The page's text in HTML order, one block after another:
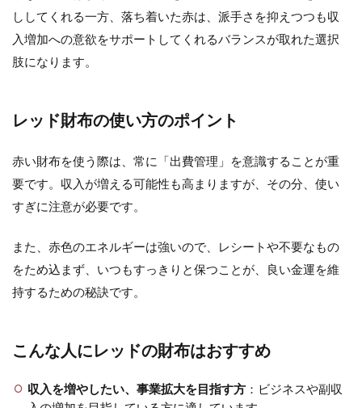
ししてくれる一方、落ち着いた赤は、派手さを抑えつつも収
入増加への意欲をサポートしてくれるバランスが取れた選択
肢になります。
レッド財布の使い方のポイント
赤い財布を使う際は、常に「出費管理」を意識することが重
要です。収入が増える可能性も高まりますが、その分、使い
すぎに注意が必要です。
また、赤色のエネルギーは強いので、レシートや不要なもの
をため込まず、いつもすっきりと保つことが、良い金運を維
持するための秘訣です。
こんな人にレッドの財布はおすすめ
収入を増やしたい、事業拡大を目指す方：ビジネスや副収